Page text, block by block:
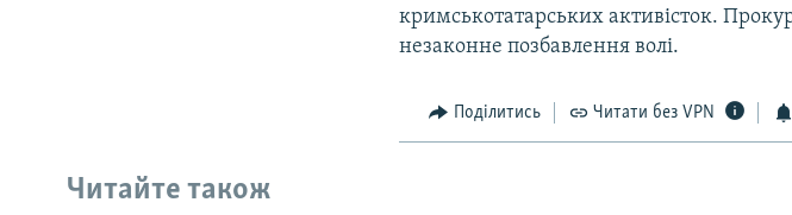
кримськотатарських активісток.
незаконне позбавлення волі.
Поділитись Читати без VPN
Читайте також